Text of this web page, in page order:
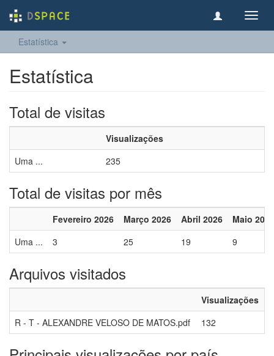
Estatística
Estatística
Total de visitas
Visualizações
Uma ...
235
Total de visitas por mês
Fevereiro 2026 Março 2026 Abril 2026
Maio 2026
Uma ...
3 25 19 9
Arquivos visitados
Visualizações
R - T - ALEXANDRE VELOSO DE MATOS.pdf
132